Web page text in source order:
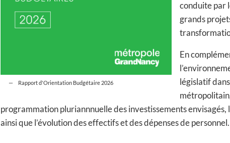
Rapport d'Orientation Budgétaire 2026
conduite par
grands
En
législatif
programmation pluriannnuelle des investissements
ainsi que l’évolution des effectifs et des dépenses de personnel.